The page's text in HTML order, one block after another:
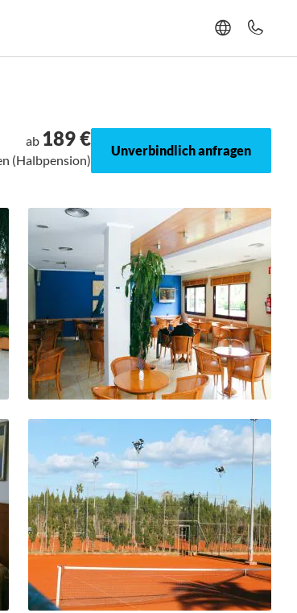
ab 189 €
(Halbpension)
Unverbindlich anfragen